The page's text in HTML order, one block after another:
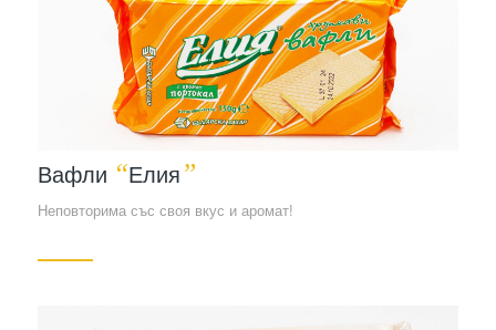
Вафли “Елия”
Неповторима със своя вкус и аромат!